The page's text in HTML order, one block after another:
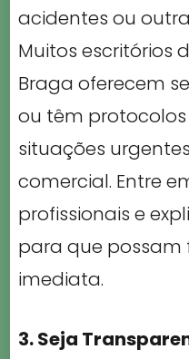
acidentes ou
Muitos escritórios
Braga oferecem
ou têm
situações
comercial. Entre
profissionais e
para que possam
imediata.
3. Seja